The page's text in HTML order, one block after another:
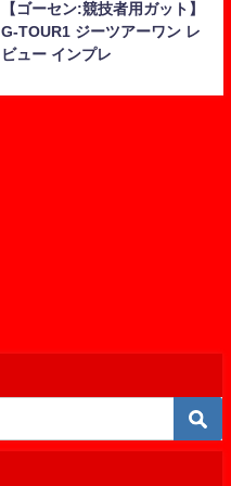
【ゴーセン:競技者用ガット】
G-TOUR1 ジーツアーワン レ
ビュー インプレ